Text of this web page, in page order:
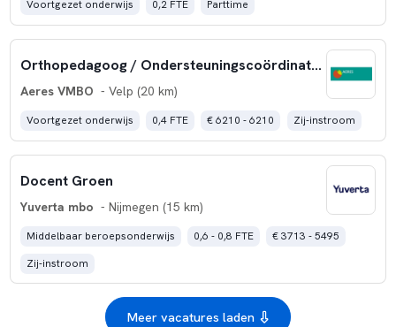
Voortgezet onderwijs 0,2 FTE Parttime
Orthopedagoog / Ondersteuningscoördinator
Aeres VMBO - Velp (20 km)
Voortgezet onderwijs 0,4 FTE € 6210 - 6210 Zij-instroom
Docent Groen
Yuverta mbo - Nijmegen (15 km)
Middelbaar beroepsonderwijs 0,6 - 0,8 FTE
€ 3713 - 5495
Zij-instroom
Meer vacatures laden